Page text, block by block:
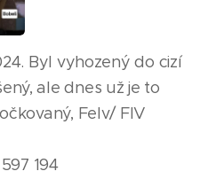
Byl vyhozený do cizí
ale dnes už je to
Felv/ FIV
194